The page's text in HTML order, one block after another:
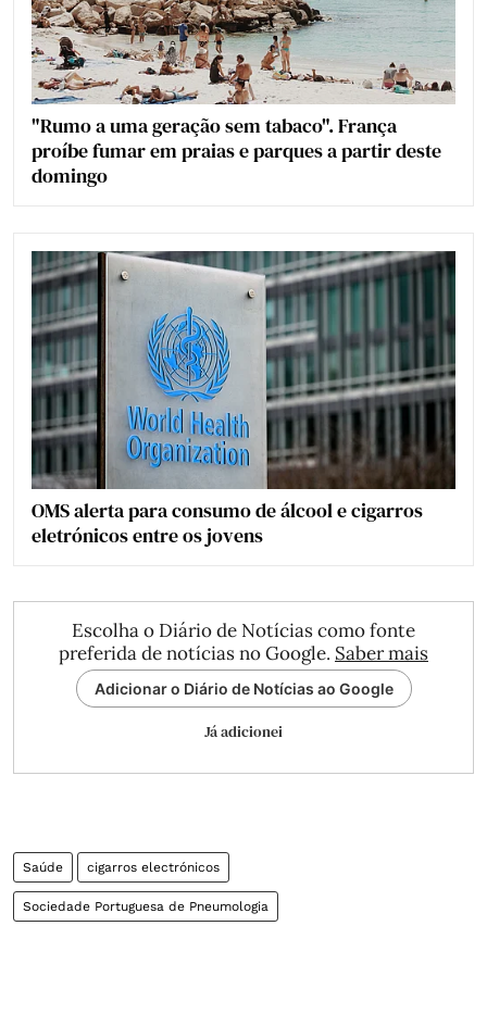
"Rumo a uma geração sem tabaco". França
proíbe fumar em praias e parques a partir deste
domingo
OMS alerta para consumo de álcool e cigarros
eletrónicos entre os jovens
Escolha o Diário de Notícias como fonte
preferida de notícias no Google. Saber mais
Adicionar o Diário de Notícias ao Google
Já adicionei
Saúde cigarros electrónicos
Sociedade Portuguesa de Pneumologia